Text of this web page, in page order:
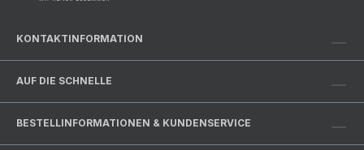
KONTAKTINFORMATION
AUF DIE SCHNELLE
BESTELLINFORMATIONEN & KUNDENSERVICE